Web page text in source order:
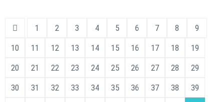
1 2 3 4 5 6 7 8
9
10
11 12 13 14 15 16 17 18
19
20
21 22 23 24 25 26 27 28
29
30
31 32 33 34 35 36 37 38
39